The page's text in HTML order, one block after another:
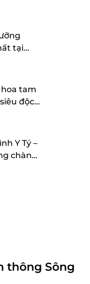
tại
tam
độc
Y Tý –
chàng
thông Sông